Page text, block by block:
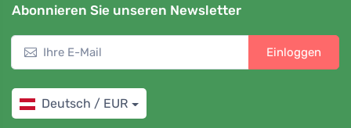
Abonnieren Sie unseren Newsletter
Einloggen
Deutsch / EUR